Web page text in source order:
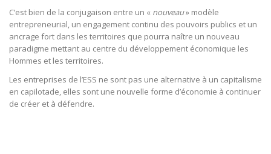
C’est bien de la conjugaison entre un « nouveau» modèle
entrepreneurial, un engagement continu des pouvoirs publics et un
ancrage fort dans les territoires que pourra naître un nouveau
paradigme mettant au centre du développement économique les
Hommes et les territoires.
Les entreprises de l’ESS ne sont pas une alternative à un capitalisme
en capilotade, elles sont une nouvelle forme d’économie à continuer
de créer et à défendre.